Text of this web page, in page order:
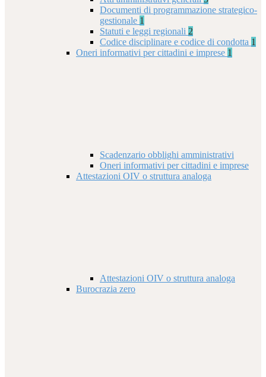
Documenti di programmazione strategico-
gestionale 1
Statuti e leggi regionali 2
Codice disciplinare e codice di condotta 1
Oneri informativi per cittadini e imprese 1
Scadenzario obblighi amministrativi
Oneri informativi per cittadini e imprese
Attestazioni OIV o struttura analoga
Attestazioni OIV o struttura analoga
Burocrazia zero